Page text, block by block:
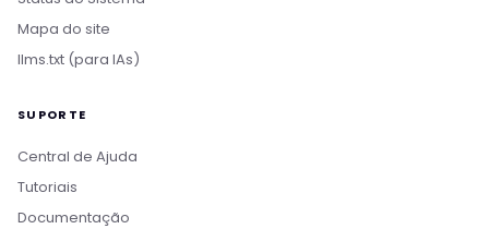
Mapa do site
llms.txt (para IAs)
SUPORTE
Central de Ajuda
Tutoriais
Documentação